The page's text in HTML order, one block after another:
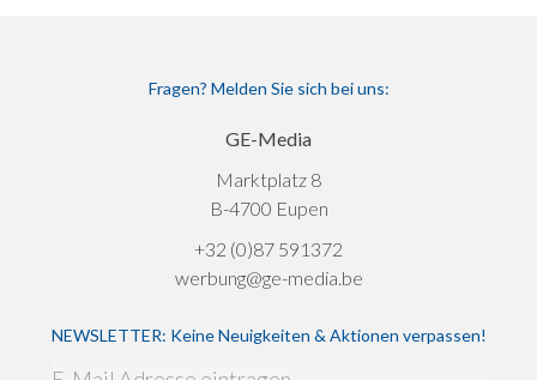
Fragen? Melden Sie sich bei uns:
GE-Media
Marktplatz 8
B-4700 Eupen
+32 (0)87 591372
werbung@ge-media.be
NEWSLETTER: Keine Neuigkeiten & Aktionen verpassen!